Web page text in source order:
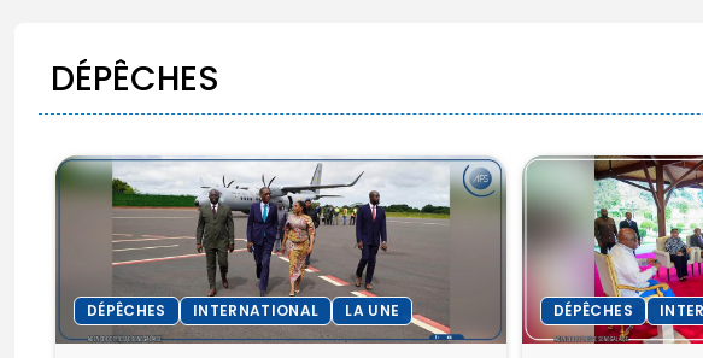
DÉPÊCHES
DÉPÊCHES INTERNATIONAL LA UNE DÉPÊCHES